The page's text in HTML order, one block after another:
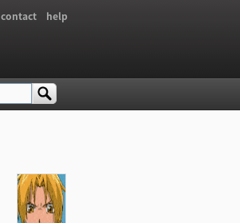
contact help
찾기